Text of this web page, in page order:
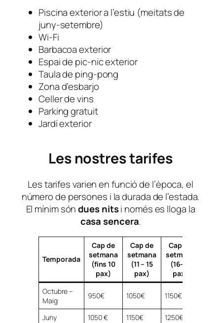
Piscina exterior a l’estiu (meitats de
juny-setembre)
Wi-Fi
Barbacoa exterior
Espai de pic-nic exterior
Taula de ping-pong
Zona d’esbarjo
Celler de vins
Parking gratuit
Jardí exterior
Les nostres tarifes
Les tarifes varien en funció de l’època, el
número de persones i la durada de l’estada.
El mínim sóndues nitsi només es lloga la
casa sencera.
Temporada
Cap de
setmana
(fins 10
pax)
Cap de
setmana
(11 – 15
pax)
Cap de
setmana
(16-19
pax)
Octubre –
Maig
950€ 1050€ 1150€
Juny 1050 € 1150€ 1250€